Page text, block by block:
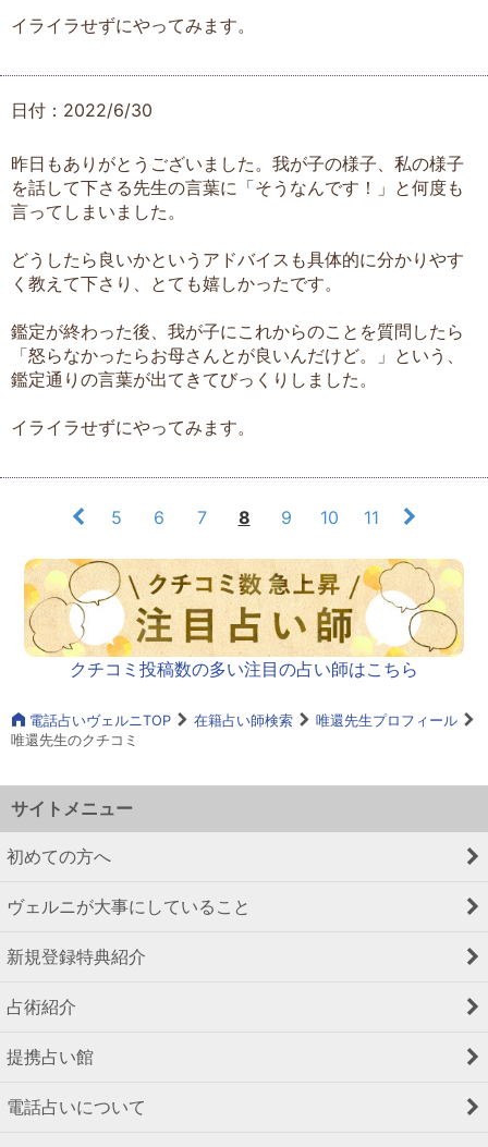
イライラせずにやってみます。
日付：2022/6/30
昨日もありがとうございました。我が子の様子、私の様子
を話して下さる先生の言葉に「そうなんです！」と何度も
言ってしまいました。
どうしたら良いかというアドバイスも具体的に分かりやす
く教えて下さり、とても嬉しかったです。
鑑定が終わった後、我が子にこれからのことを質問したら
「怒らなかったらお母さんとが良いんだけど。」という、
鑑定通りの言葉が出てきてびっくりしました。
イライラせずにやってみます。
5 6 7 8 9 10 11
クチコミ投稿数の多い注目の占い師はこちら
電話占いヴェルニTOP 在籍占い師検索
唯還先生プロフィール
唯還先生のクチコミ
サイトメニュー
初めての方へ
ヴェルニが大事にしていること
新規登録特典紹介
占術紹介
提携占い館
電話占いについて